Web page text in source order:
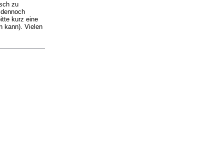
zu
kurz eine
kann). Vielen